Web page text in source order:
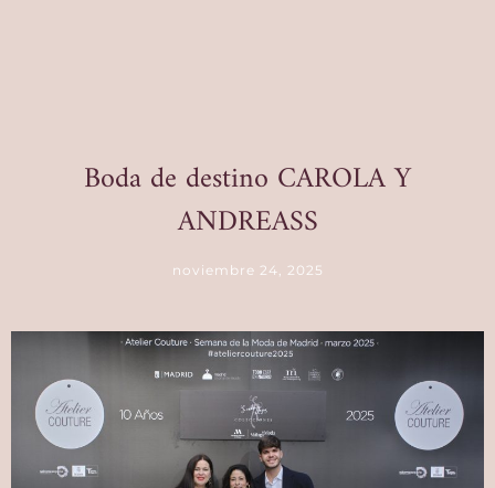
Boda de destino CAROLA Y
ANDREASS
noviembre 24, 2025